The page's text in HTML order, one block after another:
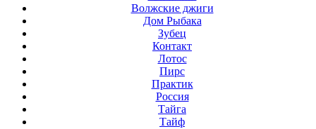
Волжские джиги
Дом Рыбака
Зубец
Контакт
Лотос
Пирс
Практик
Россия
Тайга
Тайф